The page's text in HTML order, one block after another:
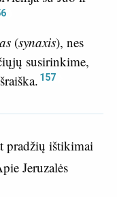
(synaxis), nes
susirinkime,
157
pradžių ištikimai
Jeruzalės